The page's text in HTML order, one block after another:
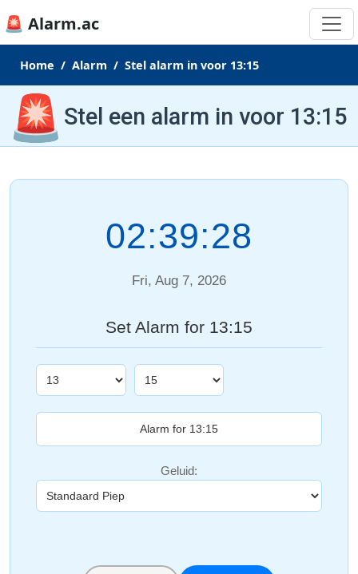
🚨 Alarm.ac
Home Alarm Stel alarm in voor 13:15
🚨 Stel een alarm in voor 13:15
02:39:28
Fri, Aug 7, 2026
Set Alarm for 13:15
Geluid: